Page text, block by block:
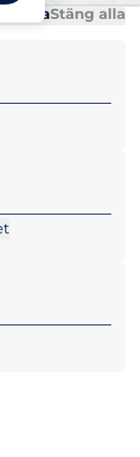
allaStäng alla